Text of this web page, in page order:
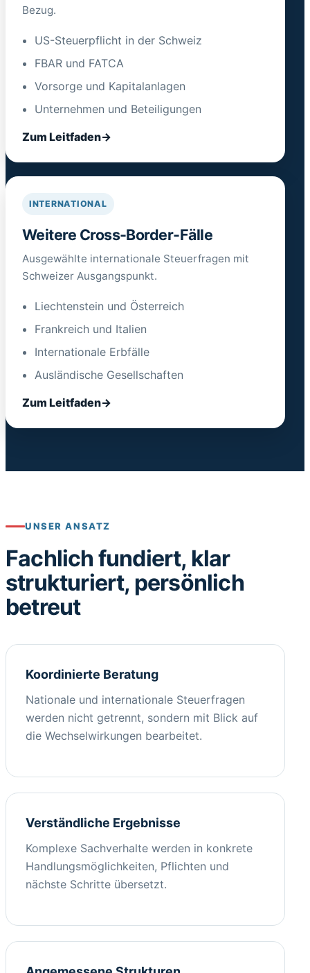
Bezug.
US-Steuerpflicht in der Schweiz
FBAR und FATCA
Vorsorge und Kapitalanlagen
Unternehmen und Beteiligungen
Zum Leitfaden
INTERNATIONAL
Weitere Cross-Border-Fälle
Ausgewählte internationale Steuerfragen mit
Schweizer Ausgangspunkt.
Liechtenstein und Österreich
Frankreich und Italien
Internationale Erbfälle
Ausländische Gesellschaften
Zum Leitfaden
UNSER ANSATZ
Fachlich fundiert, klar
strukturiert, persönlich
betreut
Koordinierte Beratung
Nationale und internationale Steuerfragen
werden nicht getrennt, sondern mit Blick auf
die Wechselwirkungen bearbeitet.
Verständliche Ergebnisse
Komplexe Sachverhalte werden in konkrete
Handlungsmöglichkeiten, Pflichten und
nächste Schritte übersetzt.